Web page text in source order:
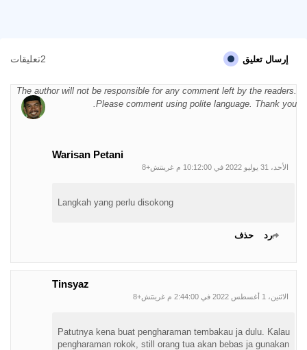
إرسال تعليق 2تعليقات
The author will not be responsible for any comment left by the readers.
Please comment using polite language. Thank you.
Warisan Petani
الأحد، 31 يوليو 2022 في 10:12:00 م غرينتش+8
Langkah yang perlu disokong
رد حذف
Tinsyaz
الاثنين، 1 أغسطس 2022 في 2:44:00 م غرينتش+8
Patutnya kena buat pengharaman tembakau ja dulu. Kalau
pengharaman rokok, still orang tua akan bebas ja gunakan